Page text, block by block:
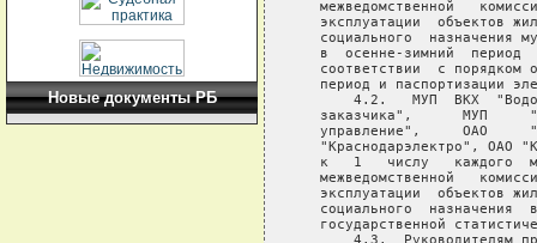
Новые документы РБ